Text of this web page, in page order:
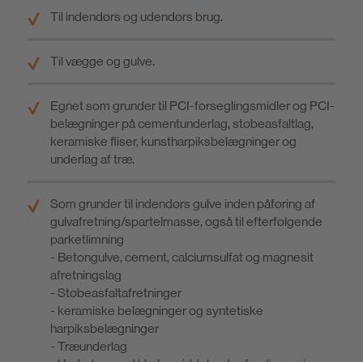
Til indendørs og udendørs brug.
Til vægge og gulve.
Egnet som grunder til PCI-forseglingsmidler og PCI-
belægninger på cementunderlag, støbeasfaltlag,
keramiske fliser, kunstharpiksbelægninger og
underlag af træ.
Som grunder til indendørs gulve inden påføring af
gulvafretning/spartelmasse, også til efterfølgende
parketlimning
- Betongulve, cement, calciumsulfat og magnesit
afretningslag
- Støbeasfaltafretninger
- keramiske belægninger og syntetiske
harpiksbelægninger
- Træunderlag